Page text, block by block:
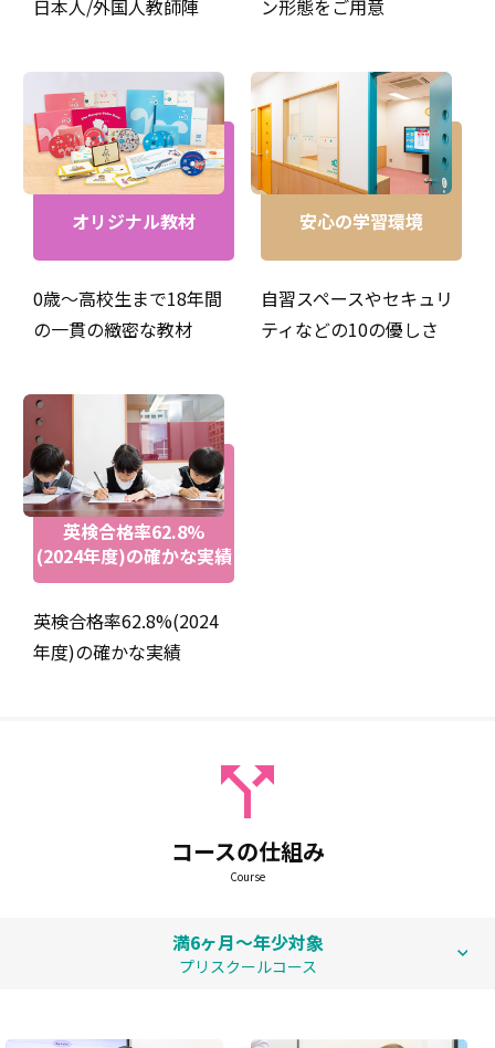
ネイティブの子供たちが母語として英語学習に使用してい
るCD-ROMを教材にレッスンします。ネイティブのナチュ
が身に付くと共に、語彙力を高めるのに最適のコース。英
検・TOEICなどリスニング対策としてもお勧めです。
アミティーの英検対策クラスでは各級にポイントを絞った
実な合格を目指します。低年齢のお子様はマークシートへ
の記入練習も行います。また、アミティーは英検準会場資
ます。
日本人/外国人教師陣 ン形態をご用意
オリジナル教材
0歳～高校生まで18年間
の一貫の緻密な教材
安心の学習環境
自習スペースやセキュリ
ティなどの10の優しさ
英検合格率62.8%
(2024年度)の確かな実績
英検合格率62.8%(2024
年度)の確かな実績
コースの仕組み
Course
満6ヶ月～年少対象
プリスクールコース